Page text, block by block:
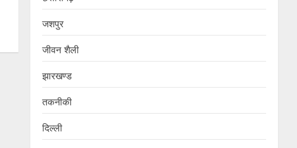
जशपुर
जीवन शैली
झारखण्ड
तकनीकी
दिल्ली